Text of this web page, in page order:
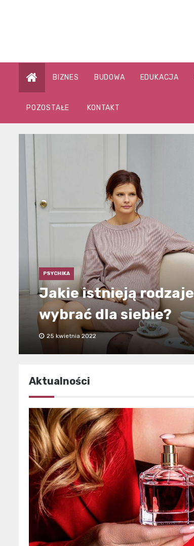
BIZNES BUDOWA EDUKACJA
POZOSTAŁE KONTAKT
PSYCHIKA
Jakie istnieją
wybrać dla siebie?
25 kwietnia 2022
PSYCHIKA
Czy bycie singlem
nami nie tak?
17 kwietnia 2022
PSYCHIKA
Jak zmieniać swój
zmianach?
16 kwietnia 2022
Aktualności